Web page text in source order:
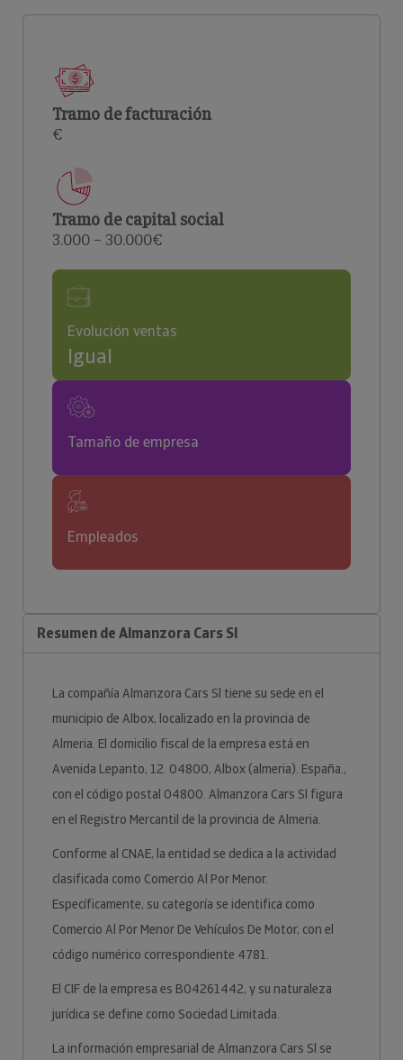
Tramo de facturación
€
Tramo de capital social
3.000 – 30.000€
Evolución ventas
Igual
Tamaño de empresa
Empleados
Resumen de Almanzora Cars Sl
La compañía Almanzora Cars Sl tiene su sede en el
municipio de Albox, localizado en la provincia de
Almeria. El domicilio fiscal de la empresa está en
Avenida Lepanto, 12. 04800, Albox (almeria). España.,
con el código postal 04800. Almanzora Cars Sl figura
en el Registro Mercantil de la provincia de Almeria.
Conforme al CNAE, la entidad se dedica a la actividad
clasificada como Comercio Al Por Menor.
Específicamente, su categoría se identifica como
Comercio Al Por Menor De Vehículos De Motor, con el
código numérico correspondiente 4781.
El CIF de la empresa es B04261442, y su naturaleza
jurídica se define como Sociedad Limitada.
La información empresarial de Almanzora Cars Sl se